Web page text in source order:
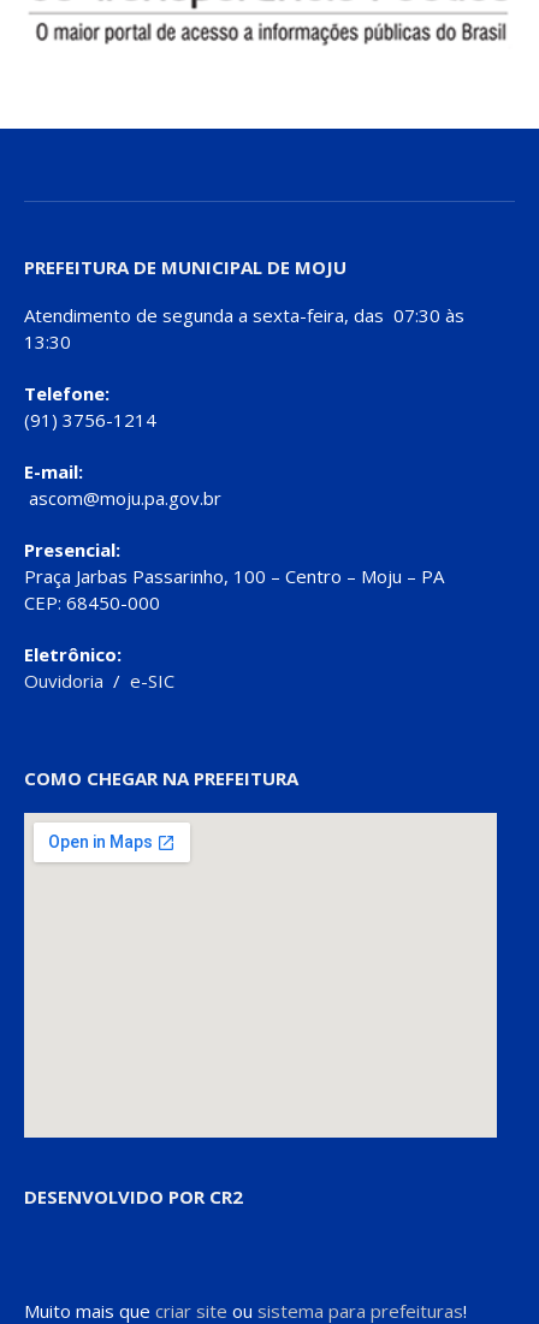
PREFEITURA DE MUNICIPAL DE MOJU
Atendimento de segunda a sexta-feira, das 07:30 às
13:30
Telefone:
(91) 3756-1214
E-mail:
ascom@moju.pa.gov.br
Presencial:
Praça Jarbas Passarinho, 100 – Centro – Moju – PA
CEP: 68450-000
Eletrônico:
Ouvidoria / e-SIC
COMO CHEGAR NA PREFEITURA
DESENVOLVIDO POR CR2
Muito mais que criar site ou sistema para prefeituras!